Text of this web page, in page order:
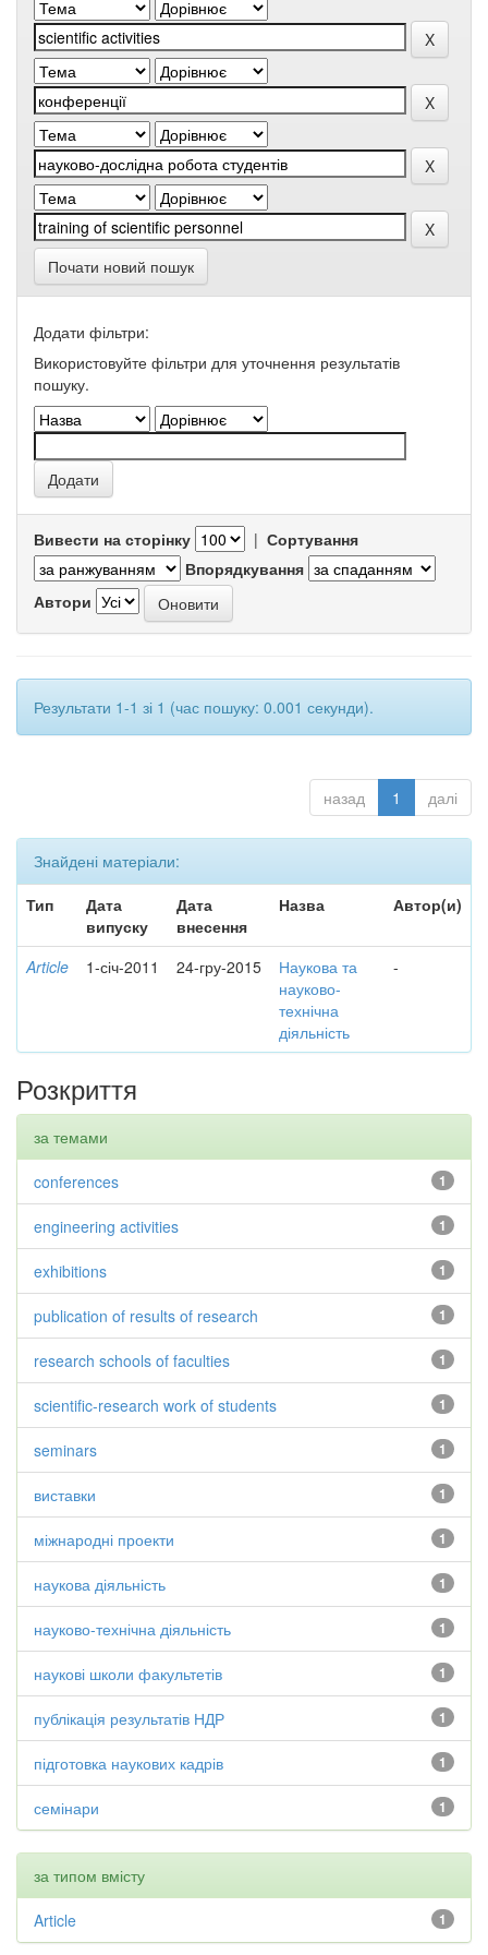
Почати новий пошук
Додати фільтри:
Використовуйте фільтри для уточнення результатів
пошуку.
Вивести на сторінку | Сортування
Впорядкування
Автори
Результати 1-1 зі 1 (час пошуку: 0.001 секунди).
назад 1 далі
Знайдені матеріали:
Тип
Дата
випуску
Дата
внесення
Назва Автор(и)
Article 1-січ-2011 24-гру-2015
Наукова та
науково-
технічна
діяльність
-
Розкриття
за темами
1
conferences
1
engineering activities
1
exhibitions
1
publication of results of research
1
research schools of faculties
1
scientific-research work of students
1
seminars
1
виставки
1
міжнародні проекти
1
наукова діяльність
1
науково-технічна діяльність
1
наукові школи факультетів
1
публікація результатів НДР
1
підготовка наукових кадрів
1
семінари
за типом вмісту
1
Article